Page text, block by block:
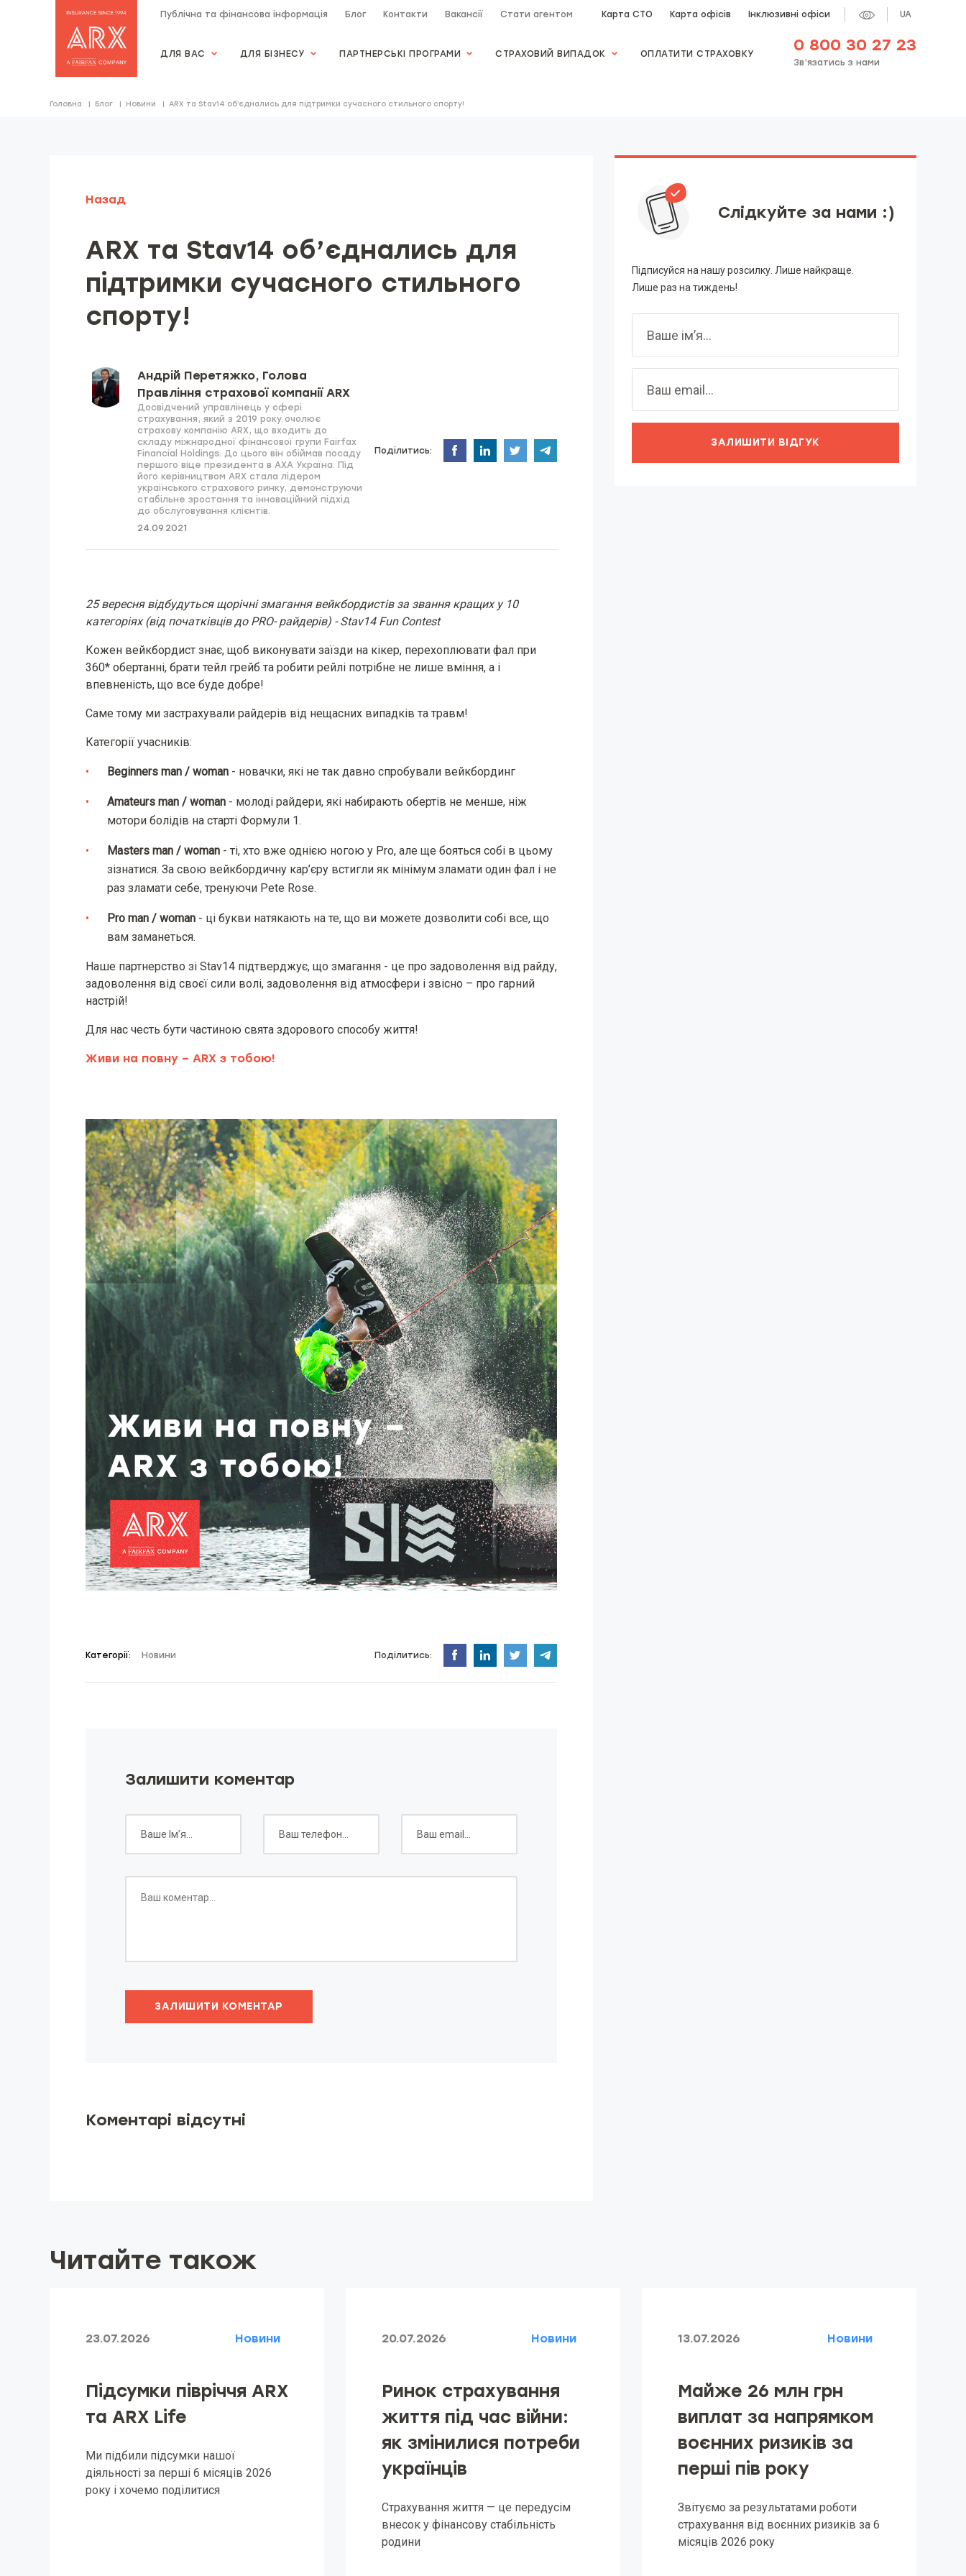
Публічна та фінансова інформація Блог Контакти Вакансії Стати агентом Карта СТО Карта офісів Інклюзивні офіси UA
ДЛЯ ВАС ДЛЯ БІЗНЕСУ ПАРТНЕРСЬКІ ПРОГРАМИ СТРАХОВИЙ ВИПАДОК ОПЛАТИТИ СТРАХОВКУ 0 800 30 27 23
Зв’язатись з нами
Головна Блог Новини ARX та Stav14 об’єднались для підтримки сучасного стильного спорту!
Назад
ARX та Stav14 об’єднались для
підтримки сучасного стильного
спорту!
Андрій Перетяжко, Голова
Правління страхової компанії ARX
Досвідчений управлінець у сфері
страхування, який з 2019 року очолює
страхову компанію ARX, що входить до
складу міжнародної фінансової групи Fairfax
Financial Holdings. До цього він обіймав посаду
першого віце президента в AXA Україна. Під
його керівництвом ARX стала лідером
українського страхового ринку, демонструючи
стабільне зростання та інноваційний підхід
до обслуговування клієнтів.
24.09.2021
Поділитись:
25 вересня відбудуться щорічні змагання вейкбордистів за звання кращих у 10
категоріях (від початківців до PRO- райдерів) - Stav14 Fun Contest
Кожен вейкбордист знає, щоб виконувати заїзди на кікер, перехоплювати фал при
360* обертанні, брати тейл грейб та робити рейлі потрібне не лише вміння, а і
впевненість, що все буде добре!
Саме тому ми застрахували райдерів від нещасних випадків та травм!
Категорії учасників:
Beginners man / woman - новачки, які не так давно спробували вейкбординг
Amateurs man / woman - молоді райдери, які набирають обертів не менше, ніж
мотори болідів на старті Формули 1.
Masters man / woman - ті, хто вже однією ногою у Pro, але ще бояться собі в цьому
зізнатися. За свою вейкбордичну кар’єру встигли як мінімум зламати один фал і не
раз зламати себе, тренуючи Pete Rose.
Pro man / woman - ці букви натякають на те, що ви можете дозволити собі все, що
вам заманеться.
Наше партнерство зі Stav14 підтверджує, що змагання - це про задоволення від райду,
задоволення від своєї сили волі, задоволення від атмосфери і звісно – про гарний
настрій!
Для нас честь бути частиною свята здорового способу життя!
Живи на повну – ARX з тобою!
Категорії: Новини Поділитись:
Залишити коментар
ЗАЛИШИТИ КОМЕНТАР
Коментарі відсутні
Слідкуйте за нами :)
Підписуйся на нашу розсилку. Лише найкраще.
Лише раз на тиждень!
ЗАЛИШИТИ ВІДГУК
Читайте також
Новини
23.07.2026
Підсумки півріччя ARX
та ARX Life
Ми підбили підсумки нашої
діяльності за перші 6 місяців 2026
року і хочемо поділитися
Новини
20.07.2026
Ринок страхування
життя під час війни:
як змінилися потреби
українців
Страхування життя — це передусім
внесок у фінансову стабільність
родини
Новини
13.07.2026
Майже 26 млн грн
виплат за напрямком
воєнних ризиків за
перші пів року
Звітуємо за результатами роботи
страхування від воєнних ризиків за 6
місяців 2026 року